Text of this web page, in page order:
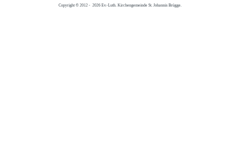
Copyright © 2012 - 2026 Ev.-Luth. Kirchengemeinde St. Johannis Brügge.